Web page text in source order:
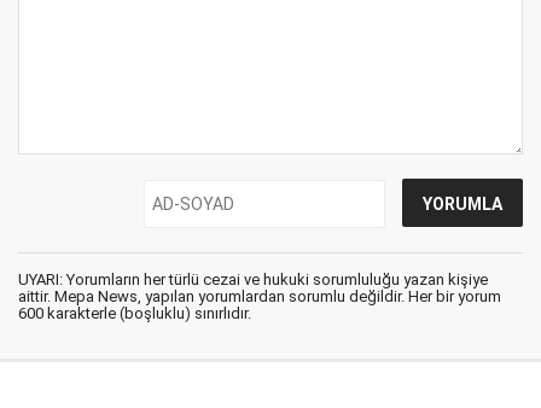
UYARI: Yorumların her türlü cezai ve hukuki sorumluluğu yazan kişiye
aittir. Mepa News, yapılan yorumlardan sorumlu değildir. Her bir yorum
600 karakterle (boşluklu) sınırlıdır.